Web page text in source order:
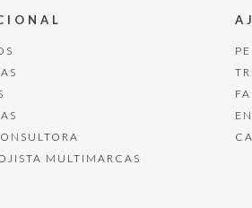
MULTIMARCAS